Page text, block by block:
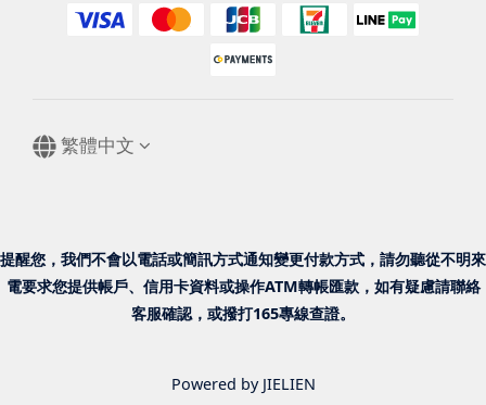
繁體中文
提醒您，我們不會以電話或簡訊方式通知變更付款方式，請勿聽從不明來
電要求您提供帳戶、信用卡資料或操作ATM轉帳匯款，如有疑慮請聯絡
客服確認，或撥打165專線查證。
Powered by JIELIEN